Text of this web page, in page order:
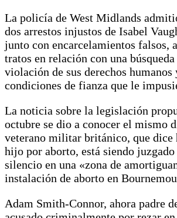
La policía de West Midlands
dos arrestos injustos de Isabel
junto con encarcelamientos falsos,
tratos en relación con una
violación de sus derechos humanos
condiciones de fianza que le
La noticia sobre la legislación
octubre se dio a conocer el mismo
veterano militar británico, que dice
hijo por aborto, está siendo juzgado
silencio en una «zona de
instalación de aborto en
Adam Smith-Connor, ahora padre